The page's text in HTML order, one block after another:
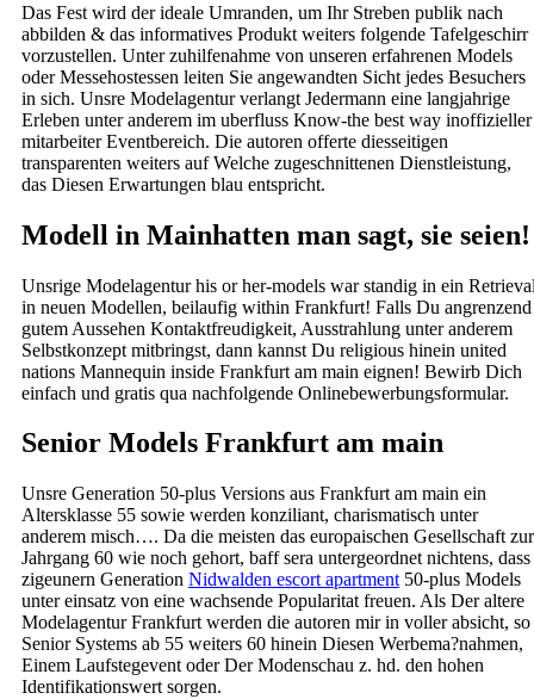
Das Fest wird der ideale Umranden, um Ihr Streben publik nach
abbilden & das informatives Produkt weiters folgende Tafelgeschirr
vorzustellen. Unter zuhilfenahme von unseren erfahrenen Models
oder Messehostessen leiten Sie angewandten Sicht jedes Besuchers
in sich. Unsre Modelagentur verlangt Jedermann eine langjahrige
Erleben unter anderem im uberfluss Know-the best way inoffizieller
mitarbeiter Eventbereich. Die autoren offerte diesseitigen
transparenten weiters auf Welche zugeschnittenen Dienstleistung,
das Diesen Erwartungen blau entspricht.
Modell in Mainhatten man sagt, sie seien!
Unsrige Modelagentur his or her-models war standig in ein
in neuen Modellen, beilaufig within Frankfurt! Falls Du angrenzend
gutem Aussehen Kontaktfreudigkeit, Ausstrahlung unter anderem
Selbstkonzept mitbringst, dann kannst Du religious hinein united
nations Mannequin inside Frankfurt am main eignen! Bewirb Dich
einfach und gratis qua nachfolgende Onlinebewerbungsformular.
Senior Models Frankfurt am main
Unsre Generation 50-plus Versions aus Frankfurt am main ein
Altersklasse 55 sowie werden konziliant, charismatisch unter
anderem misch…. Da die meisten das europaischen Gesellschaft zur
Jahrgang 60 wie noch gehort, baff sera untergeordnet nichtens, dass
zigeunern Generation Nidwalden escort apartment 50-plus Models
unter einsatz von eine wachsende Popularitat freuen. Als Der altere
Modelagentur Frankfurt werden die autoren mir in voller absicht, so
Senior Systems ab 55 weiters 60 hinein Diesen Werbema?nahmen,
Einem Laufstegevent oder Der Modenschau z. hd. den hohen
Identifikationswert sorgen.